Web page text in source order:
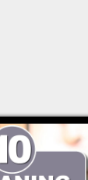
bottle,
多灰塵和汗